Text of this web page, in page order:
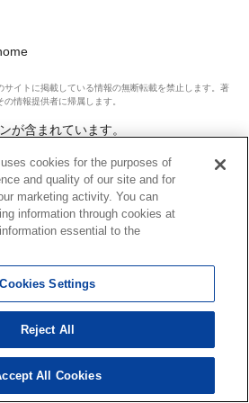
イトに掲載している情報の無断転載を禁止します。著
情報提供者に帰属します。
が含まれています。
cookies for the purposes of
and quality of our site and for
marketing activity. You can
information through cookies at
essential to the
Cookies Settings
Reject All
All Cookies